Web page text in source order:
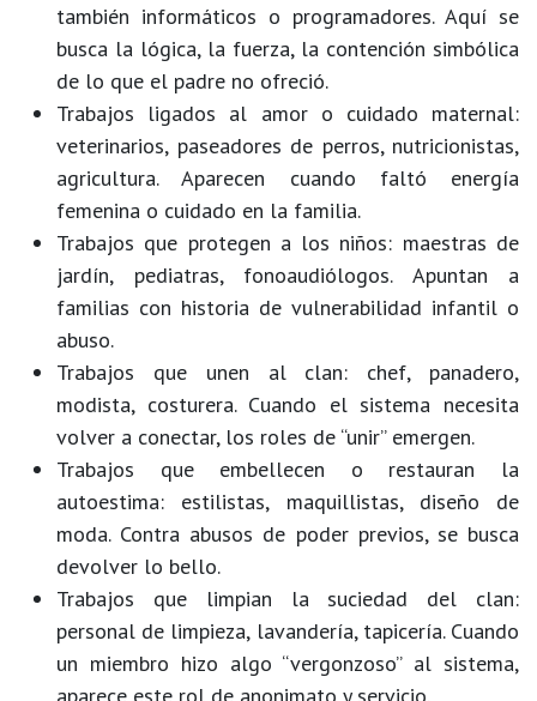
también informáticos o programadores. Aquí se
busca la lógica, la fuerza, la contención simbólica
de lo que el padre no ofreció.
Trabajos ligados al amor o cuidado maternal:
veterinarios, paseadores de perros, nutricionistas,
agricultura. Aparecen cuando faltó energía
femenina o cuidado en la familia.
Trabajos que protegen a los niños: maestras de
jardín, pediatras, fonoaudiólogos. Apuntan a
familias con historia de vulnerabilidad infantil o
abuso.
Trabajos que unen al clan: chef, panadero,
modista, costurera. Cuando el sistema necesita
volver a conectar, los roles de “unir” emergen.
Trabajos que embellecen o restauran la
autoestima: estilistas, maquillistas, diseño de
moda. Contra abusos de poder previos, se busca
devolver lo bello.
Trabajos que limpian la suciedad del clan:
personal de limpieza, lavandería, tapicería. Cuando
un miembro hizo algo “vergonzoso” al sistema,